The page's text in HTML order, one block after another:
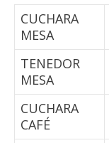
CUCHARA
MESA
TENEDOR
MESA
CUCHARA
CAFÉ